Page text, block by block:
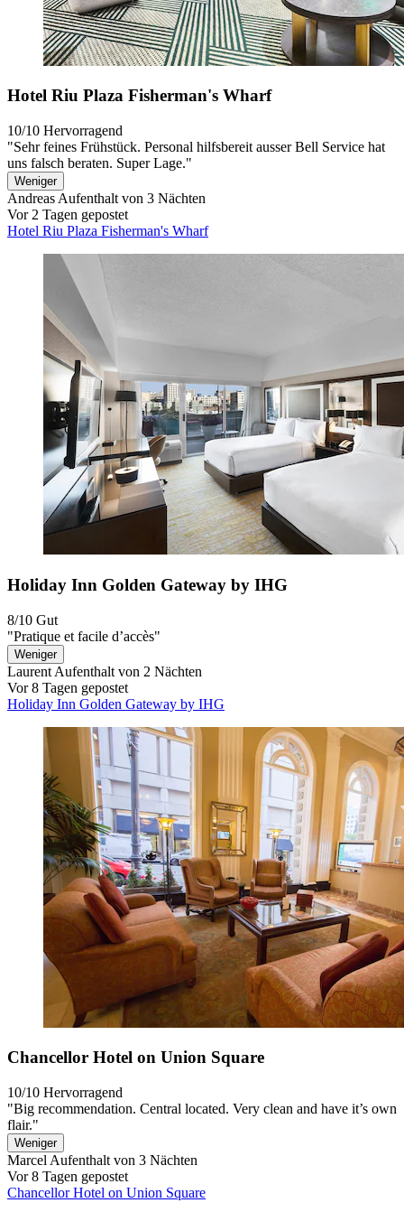
Hotel Riu Plaza Fisherman's Wharf
10/10 Hervorragend
"Sehr feines Frühstück. Personal hilfsbereit ausser Bell Service hat
uns falsch beraten. Super Lage."
Weniger
Andreas Aufenthalt von 3 Nächten
Vor 2 Tagen gepostet
Hotel Riu Plaza Fisherman's Wharf
Holiday Inn Golden Gateway by IHG
8/10 Gut
"Pratique et facile d’accès"
Weniger
Laurent Aufenthalt von 2 Nächten
Vor 8 Tagen gepostet
Holiday Inn Golden Gateway by IHG
Chancellor Hotel on Union Square
10/10 Hervorragend
"Big recommendation. Central located. Very clean and have it’s own
flair."
Weniger
Marcel Aufenthalt von 3 Nächten
Vor 8 Tagen gepostet
Chancellor Hotel on Union Square